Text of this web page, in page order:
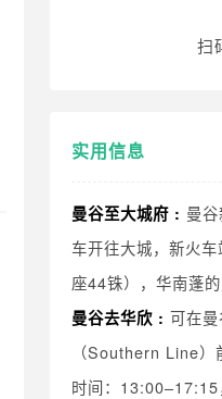
扫
实用信息
曼谷至大城府 : 曼
车开往大城，新火
座44铢），华南蓬
曼谷去华欣 : 可在
（Southern Line
时间：